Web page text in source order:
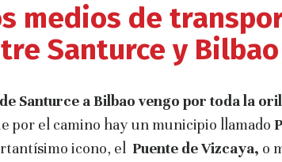
medios de
Santurce y Bilbao
Santurce a Bilbao vengo por toda la
por el camino hay un municipio llamado
icono, el Puente de Vizcaya, o